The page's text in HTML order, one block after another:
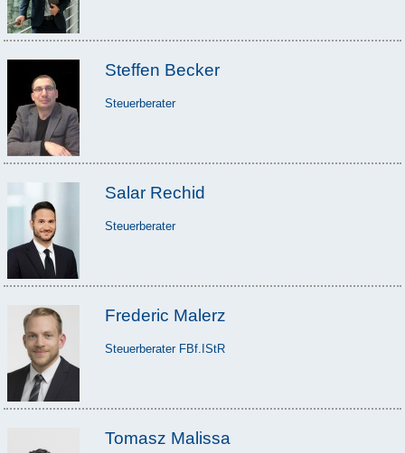
Steffen Becker
Steuerberater
Salar Rechid
Steuerberater
Frederic Malerz
Steuerberater FBf.IStR
Tomasz Malissa